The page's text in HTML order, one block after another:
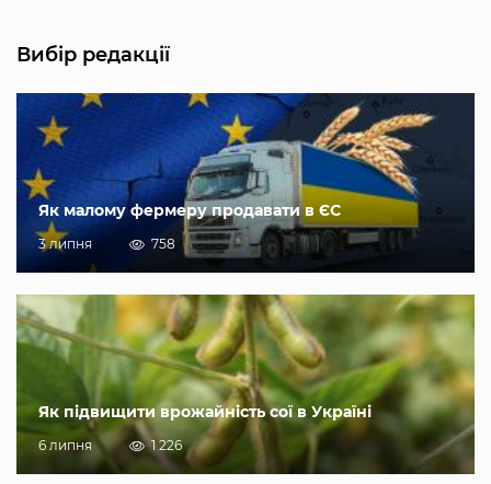
Вибір редакції
Як малому фермеру продавати в ЄС
3 липня 758
Як підвищити врожайність сої в Україні
6 липня 1 226